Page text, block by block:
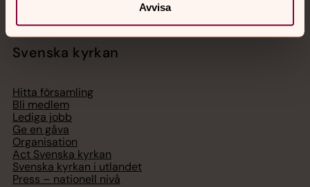
Avvisa
Svenska kyrkan
Hitta församling
Bli medlem
Lediga jobb
Ge en gåva
Organisation
Act Svenska kyrkan
Svenska kyrkan i utlandet
Press – nationell nivå